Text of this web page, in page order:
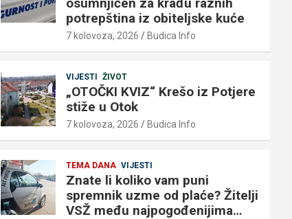
potrepština iz obiteljske kuće
7 kolovoza, 2026 Budica Info
VIJESTI ŽIVOT
„OTOČKI KVIZ“ Krešo iz Potjere
stiže u Otok
7 kolovoza, 2026 Budica Info
TEMA DANA VIJESTI
Znate li koliko vam puni
spremnik uzme od plaće? Žitelji
VSŽ među najpogođenijima…